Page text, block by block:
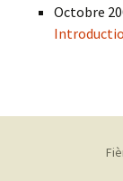
Octobre